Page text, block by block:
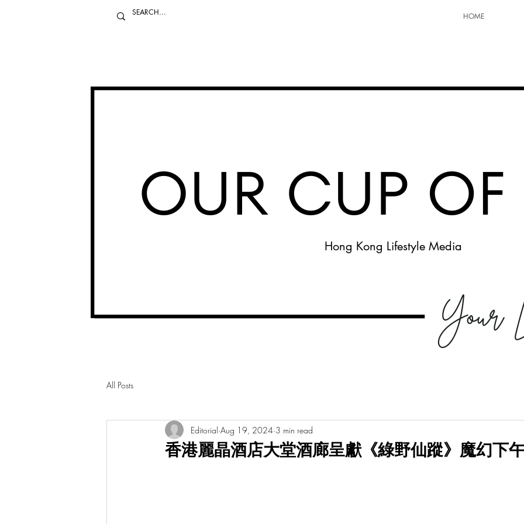
HOME
Hong Kong Lifestyle Media
All Posts
香港麗晶酒店大堂酒廊呈獻《綠野仙蹤》魔幻下
Editorial Aug 19, 2024 3 min read